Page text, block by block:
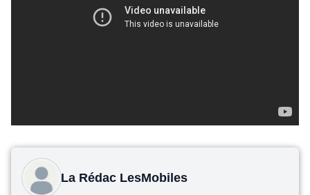
La Rédac LesMobiles